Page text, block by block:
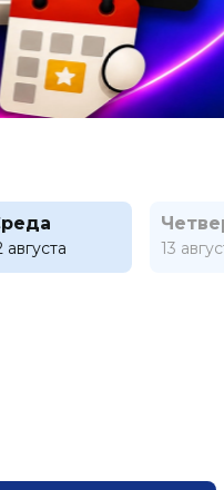
августа 13